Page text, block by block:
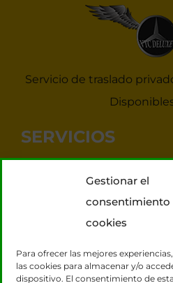
Gestionar el
consentimiento
cookies
Para ofrecer las mejores
las cookies para almacenar y/o
dispositivo. El consentimiento de
Servicio de traslado
SERVICIOS
Taxi 7 plazas para grupos
Transporte VIP